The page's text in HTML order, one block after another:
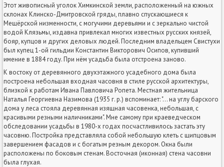
Этот живописный уголок Химкинской земли, расположенный на южных
склонах Клинско-Дмитровской гряды, плавно спускающиеся к
Мещёрской низменности, с могучими деревьями и с зеркально чистой
водой Клязьмы, издавна привлекал многих известных русских князей,
бояр, купцов и других деловых людей. Последним владельцем Свистухи
был купец 1-ой гильдии Константин Викторович Осипов, купивший
имение в 1884 году. При нём усадьба была отстроена заново.
К востоку от деревянного двухэтажного усадебного дома была
построена небольшая входная часовня в стиле русской архитектуры,
близкой к работам Ивана Павловича Ропета. Местная жительница
Наталья Георгиевна Назимова (1935 г. р.) вспоминает: "... на углу барского
дома у леса стояла деревянная изящная часовенка, небольшая, с
красивыми резными наличниками". Мне самому при краеведческом
обследовании усадьбы в 1980-х годах посчастливилось застать эту
часовню. Постройка представляла собой небольшую клеть с щипцовым
завершением фасадов и с богатым резным декором. Окна были
расположены по боковым стенам. Восточная (иконная) стена часовни
была глухая.